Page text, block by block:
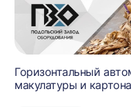
Горизонтальный
макулатуры и